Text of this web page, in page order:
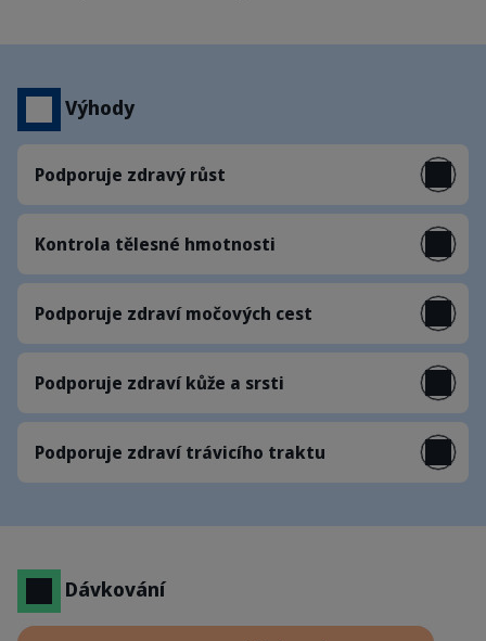
Výhody
Podporuje zdravý růst
Kontrola tělesné hmotnosti
Podporuje zdraví močových cest
Podporuje zdraví kůže a srsti
Podporuje zdraví trávicího traktu
Dávkování